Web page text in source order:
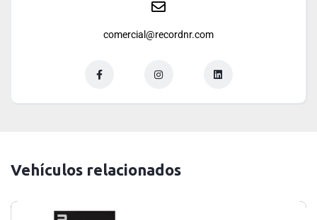
comercial@recordnr.com
Vehículos relacionados